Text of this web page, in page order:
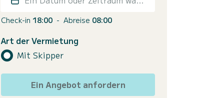
Check-in 18:00 - Abreise 08:00
Art der Vermietung
Mit Skipper
Ein Angebot anfordern